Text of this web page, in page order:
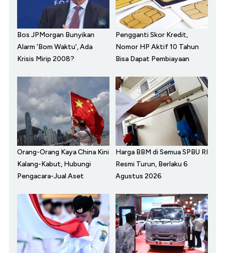
Bos JPMorgan Bunyikan
Alarm 'Bom Waktu', Ada
Krisis Mirip 2008?
Pengganti Skor Kredit,
Nomor HP Aktif 10 Tahun
Bisa Dapat Pembiayaan
Orang-Orang Kaya China Kini
Kalang-Kabut, Hubungi
Pengacara-Jual Aset
Harga BBM di Semua SPBU RI
Resmi Turun, Berlaku 6
Agustus 2026